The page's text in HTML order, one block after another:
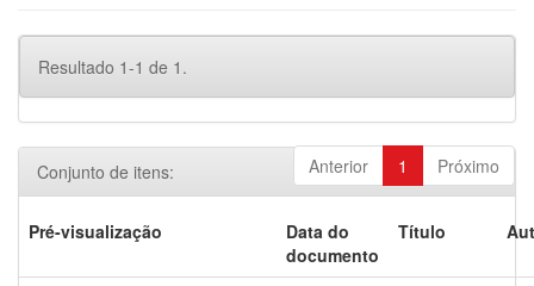
Resultado 1-1 de 1.
Anterior 1 Próximo
Conjunto de itens:
Pré-visualização
Data do
documento
Título